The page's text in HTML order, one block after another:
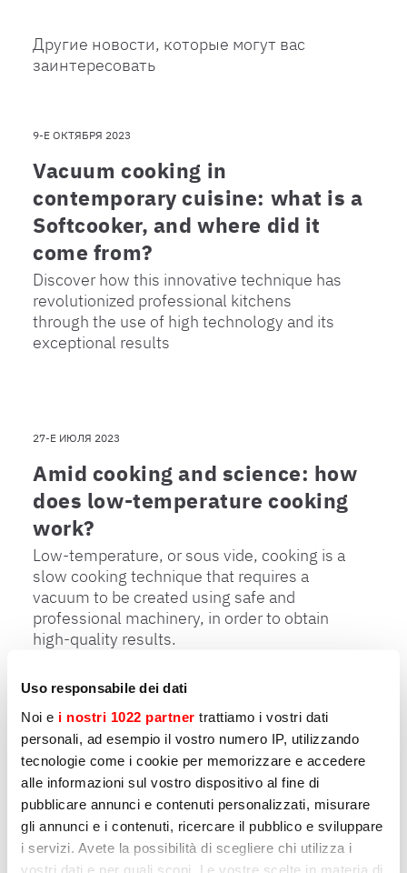
Uso responsabile dei dati
Noi e i nostri 1022 partner trattiamo i vostri dati
personali, ad esempio il vostro numero IP, utilizzando
tecnologie come i cookie per memorizzare e accedere
alle informazioni sul vostro dispositivo al fine di
pubblicare annunci e contenuti personalizzati, misurare
gli annunci e i contenuti, ricercare il pubblico e sviluppare
i servizi. Avete la possibilità di scegliere chi utilizza i
vostri dati e per quali scopi. Le vostre scelte in materia di
Другие новости, которые могут вас
заинтересовать
9-Е ОКТЯБРЯ 2023
Vacuum cooking in
contemporary cuisine: what is a
Softcooker, and where did it
come from?
Discover how this innovative technique has
revolutionized professional kitchens
through the use of high technology and its
exceptional results
27-Е ИЮЛЯ 2023
Amid cooking and science: how
does low-temperature cooking
work?
Low-temperature, or sous vide, cooking is a
slow cooking technique that requires a
vacuum to be created using safe and
professional machinery, in order to obtain
high-quality results.
31-Е МАРТА 2023
5 advantages of sous-vide
cooking
From saving to enhancing aromas